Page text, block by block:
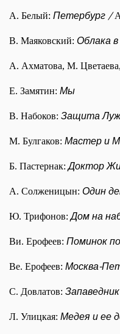
А. Белый: Петербург /
В. Маяковский: Облака
А. Ахматова, М.
Е. Замятин: Мы
В. Набоков: Защита
М. Булгаков: Мастер и
Б. Пастернак:Доктор
А. Солженицын: Один
Ю. Трифонов:Дом на
Ви. Ерофеев: Поминок
Ве. Ерофеев: Москва-
С. Довлатов: Запаведник
Л. Улицкая: Медея и ее